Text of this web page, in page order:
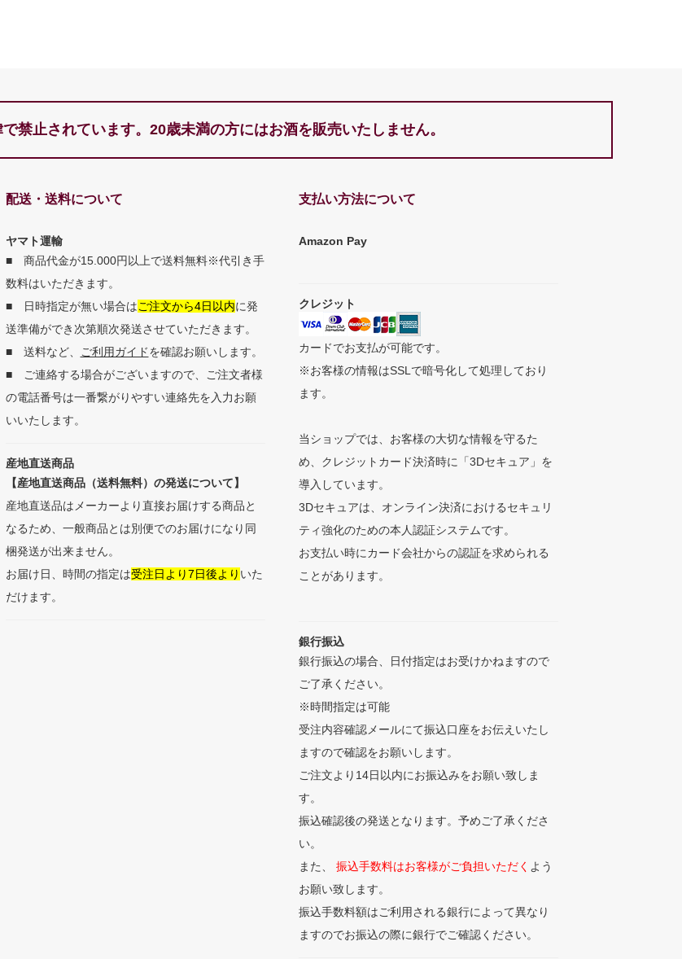
禁止されています。 20歳未満の方にはお酒を販売いたしません。
配送・送料について
ヤマト運輸
■ 商品代金が15.000円以上で送料無料※代引き手
数料はいただきます。
■ 日時指定が無い場合はご注文から4日以内に発
送準備ができ次第順次発送させていただきます。
■ 送料など、 ご利用ガイドを確認お願いします。
■ ご連絡する場合がございますので、ご注文者様
の電話番号は一番繋がりやすい連絡先を入力お願
いいたします。
産地直送商品
【産地直送商品（送料無料）の発送について】
産地直送品はメーカーより直接お届けする商品と
なるため、一般商品とは別便でのお届けになり同
梱発送が出来ません。
お届け日、時間の指定は受注日より7日後より いた
だけます。
支払い方法について
Amazon Pay
クレジット
カードでお支払が可能です。
※お客様の情報はSSLで暗号化して処理しており
ます。
当ショップでは、お客様の大切な情報を守るた
め、クレジットカード決済時に「3Dセキュア」を
導入しています。
3Dセキュアは、オンライン決済におけるセキュリ
ティ強化のための本人認証システムです。
お支払い時にカード会社からの認証を求められる
ことがあります。
銀行振込
銀行振込の場合、日付指定はお受けかねますので
ご了承ください。
※時間指定は可能
受注内容確認メールにて振込口座をお伝えいたし
ますので確認をお願いします。
ご注文より14日以内にお振込みをお願い致しま
す。
振込確認後の発送となります。予めご了承くださ
い。
また、 振込手数料はお客様がご負担いただく よう
お願い致します。
振込手数料額はご利用される銀行によって異なり
ますのでお振込の際に銀行でご確認ください。